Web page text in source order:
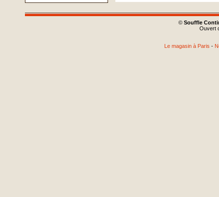
© Souffle
Ouvert
Le magasin à Paris -